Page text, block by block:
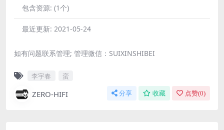
包含资源: (1个)
最近更新: 2021-05-24
如有问题联系管理; 管理微信：SUIXINSHIBEI
李宇春 蛮
ZERO-HIFI 分享 收藏 点赞(0)